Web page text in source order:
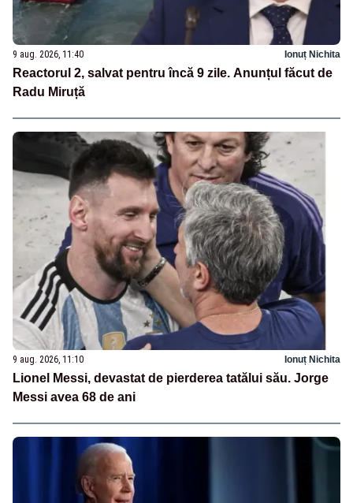
9 aug. 2026, 11:40 Ionuț Nichita
Reactorul 2, salvat pentru încă 9 zile. Anunțul făcut de
Radu Miruță
9 aug. 2026, 11:10 Ionuț Nichita
Lionel Messi, devastat de pierderea tatălui său. Jorge
Messi avea 68 de ani